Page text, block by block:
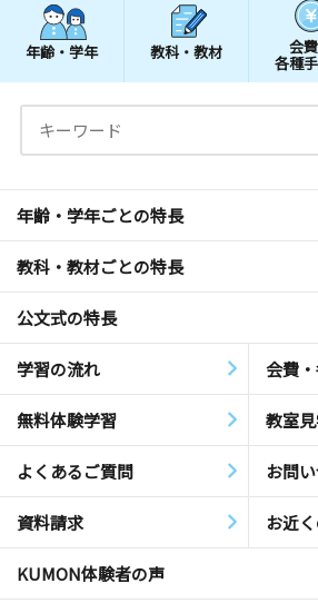
年齢・学年 教科・教材 会
各種
年齢・学年ごとの特長
教科・教材ごとの特長
公文式の特長
学習の流れ 会費
無料体験学習 教室
よくあるご質問 お問
資料請求 お近
KUMON体験者の声